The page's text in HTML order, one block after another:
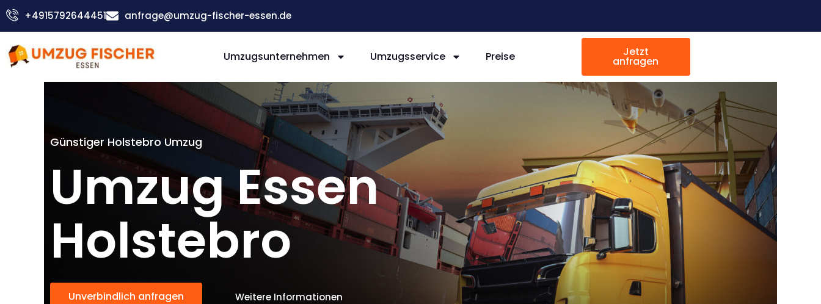
Zum
Inhalt
+4915792644451 anfrage@umzug-fischer-essen.de
Umzugsunternehmen Umzugsservice Preise Jetzt
anfragen
Günstiger Holstebro Umzug
Umzug Essen
Holstebro
Unverbindlich anfragen Weitere Informationen